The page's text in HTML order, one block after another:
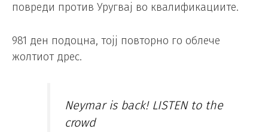
повреди против Уругвај во квалификациите.
981 ден подоцна, тојј повторно го облече
жолтиот дрес.
Neymar is back! LISTEN to the
crowd